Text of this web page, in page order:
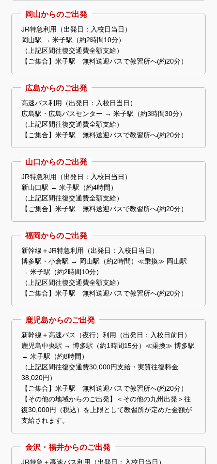
岡山からのご出発
JR特急利用（出発日：入校日当日）
岡山駅 → 米子駅（約2時間10分）
（上記区間往復交通費全額支給）
【ご集合】米子駅 無料送迎バスで教習所へ(約20分）
広島からのご出発
高速バス利用（出発日：入校日当日）
広島駅・広島バスセンター → 米子駅（約3時間30分）
（上記区間往復交通費全額支給）
【ご集合】米子駅 無料送迎バスで教習所へ(約20分）
山口からのご出発
JR特急利用（出発日：入校日当日）
新山口駅 → 米子駅（約4時間）
（上記区間往復交通費全額支給）
【ご集合】米子駅 無料送迎バスで教習所へ(約20分）
福岡からのご出発
新幹線＋JR特急利用（出発日：入校日当日）
博多駅・小倉駅 → 岡山駅（約2時間）≪乗換≫ 岡山駅
→ 米子駅（約2時間10分）
（上記区間往復交通費全額支給）
【ご集合】米子駅 無料送迎バスで教習所へ(約20分）
鹿児島からのご出発
新幹線＋高速バス（夜行）利用（出発日：入校日前日）
鹿児島中央駅 → 博多駅（約1時間15分）≪乗換≫ 博多駅
→ 米子駅（約8時間）
（上記区間往復交通費30,000円支給・実質往復料金
38,020円）
【ご集合】米子駅 無料送迎バスで教習所へ(約20分）
【その他の地域からのご出発】＜その他の九州出発＞往
復30,000円（税込）を上限として教習所が定めた金額が
支給されます。
金沢・福井からのご出発
JR特急＋高速バス利用（出発日：入校日当日）